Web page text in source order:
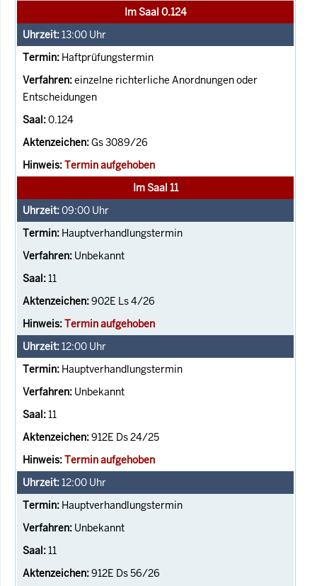
Im Saal 0.124
13:00 Uhr
Haftprüfungstermin
einzelne richterliche Anordnungen oder
Entscheidungen
0.124
Gs 3089/26
Termin aufgehoben
Im Saal 11
09:00 Uhr
Hauptverhandlungstermin
Unbekannt
11
902E Ls 4/26
Termin aufgehoben
12:00 Uhr
Hauptverhandlungstermin
Unbekannt
11
912E Ds 24/25
Termin aufgehoben
12:00 Uhr
Hauptverhandlungstermin
Unbekannt
11
912E Ds 56/26